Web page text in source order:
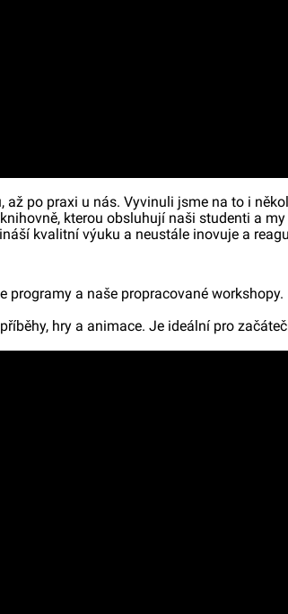
po praxi u nás. Vyvinuli jsme na to i
kterou obsluhují naši studenti a
kvalitní výuku a neustále inovuje a
programy a naše propracované workshopy.
hry a animace. Je ideální pro